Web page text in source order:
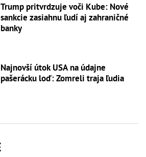
Trump pritvrdzuje voči Kube: Nové
sankcie zasiahnu ľudí aj zahraničné
banky
Najnovší útok USA na údajne
pašerácku loď: Zomreli traja ľudia